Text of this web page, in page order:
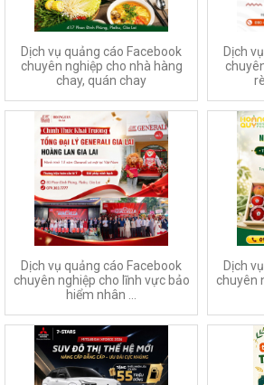
Dịch vụ quảng cáo Facebook
chuyên nghiệp cho nhà hàng
chay, quán chay
Dịch
Dịch vụ quảng cáo Facebook
chuyên nghiệp cho lĩnh vực bảo
hiểm nhân ...
Dịch
chuyên